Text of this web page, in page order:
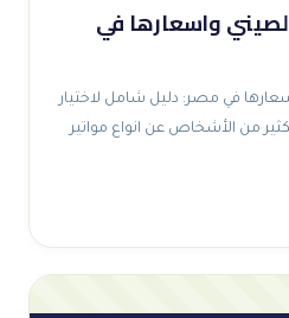
الصيني واسعارها في
في مصر: دليل شامل لاختيار
من الأشخاص عن انواع مواتير